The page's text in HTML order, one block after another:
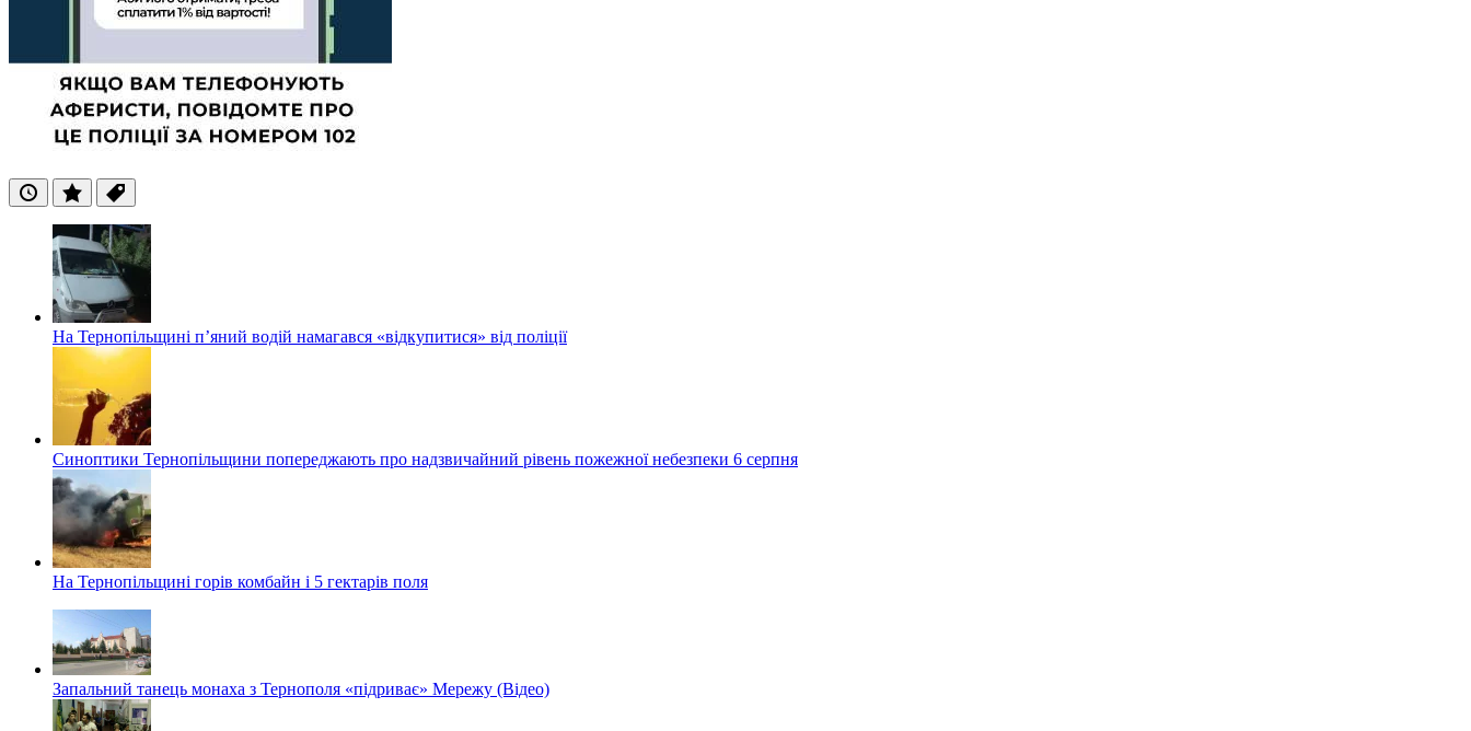
ОстанніПопулярні
Теги
На Тернопільщині п’яний водій намагався «відкупитися» від поліції
Синоптики Тернопільщини попереджають про надзвичайний рівень пожежної небезпеки 6 серпня
На Тернопільщині горів комбайн і 5 гектарів поля
Запальний танець монаха з Тернополя «підриває» Мережу (Відео)